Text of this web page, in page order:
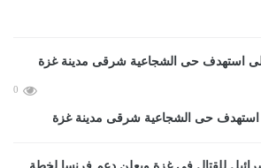
0
حى الشجاعية شرقى مدينة غزة